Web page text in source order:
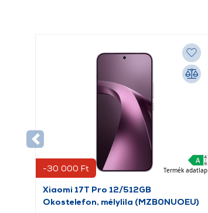
-30 000 Ft Termék adatlap
Xiaomi 17T Pro 12/512GB
Okostelefon, mélylila (MZB0NUOEU)